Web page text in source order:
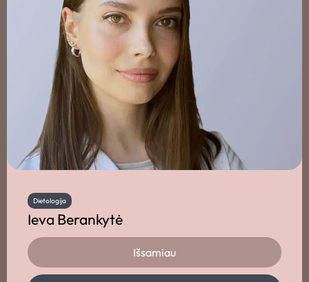
Dietologija
Ieva Berankytė
Išsamiau